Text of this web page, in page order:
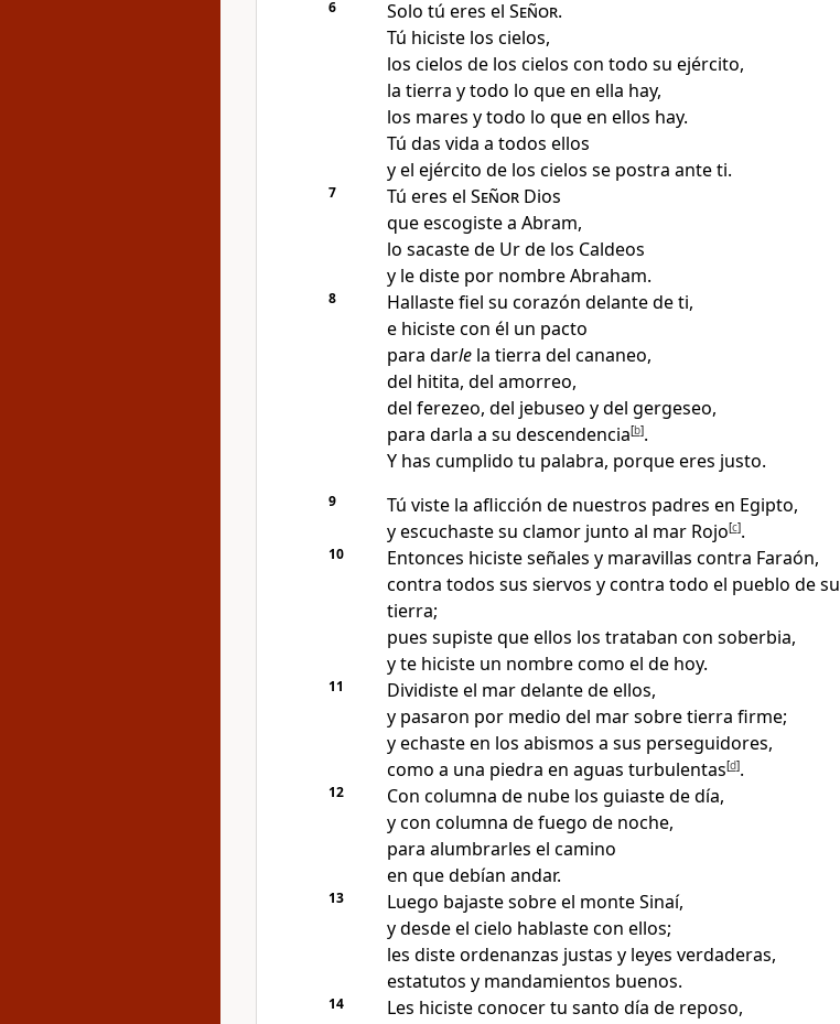
6 Solo tú eres el Señor.
Tú hiciste los cielos,
los cielos de los cielos con todo su ejército,
la tierra y todo lo que en ella hay,
los mares y todo lo que en ellos hay.
Tú das vida a todos ellos
y el ejército de los cielos se postra ante ti.
7 Tú eres el SeñorDios
que escogiste a Abram,
lo sacaste de Ur de los Caldeos
y le diste por nombre Abraham.
8
Hallaste fiel su corazón delante de ti,
e hiciste con él un pacto
para darlela tierra del cananeo,
del hitita, del amorreo,
del ferezeo, del jebuseo y del gergeseo,
para darla a su descendencia[b].
Y has cumplido tu palabra, porque eres justo.
9 Tú viste la aflicción de nuestros padres en Egipto,
y escuchaste su clamor junto al mar Rojo[c].
10 Entonces hiciste señales y maravillas contra Faraón,
contra todos sus siervos y contra todo el pueblo de su
tierra;
pues supiste que ellos los trataban con soberbia,
y te hiciste un nombrecomo el de hoy.
11 Dividiste el mar delante de ellos,
y pasaron por medio del mar sobre tierra firme;
y echaste en los abismos a sus perseguidores,
como a una piedra en aguas turbulentas[d].
12
Con columna de nube los guiaste de día,
y con columna de fuego de noche,
para alumbrarles el camino
en que debían andar.
13 Luego bajaste sobre el monte Sinaí,
y desde el cielo hablaste con ellos;
les diste ordenanzas justas y leyes verdaderas,
estatutos y mandamientos buenos.
14 Les hiciste conocer tu santo día de reposo,